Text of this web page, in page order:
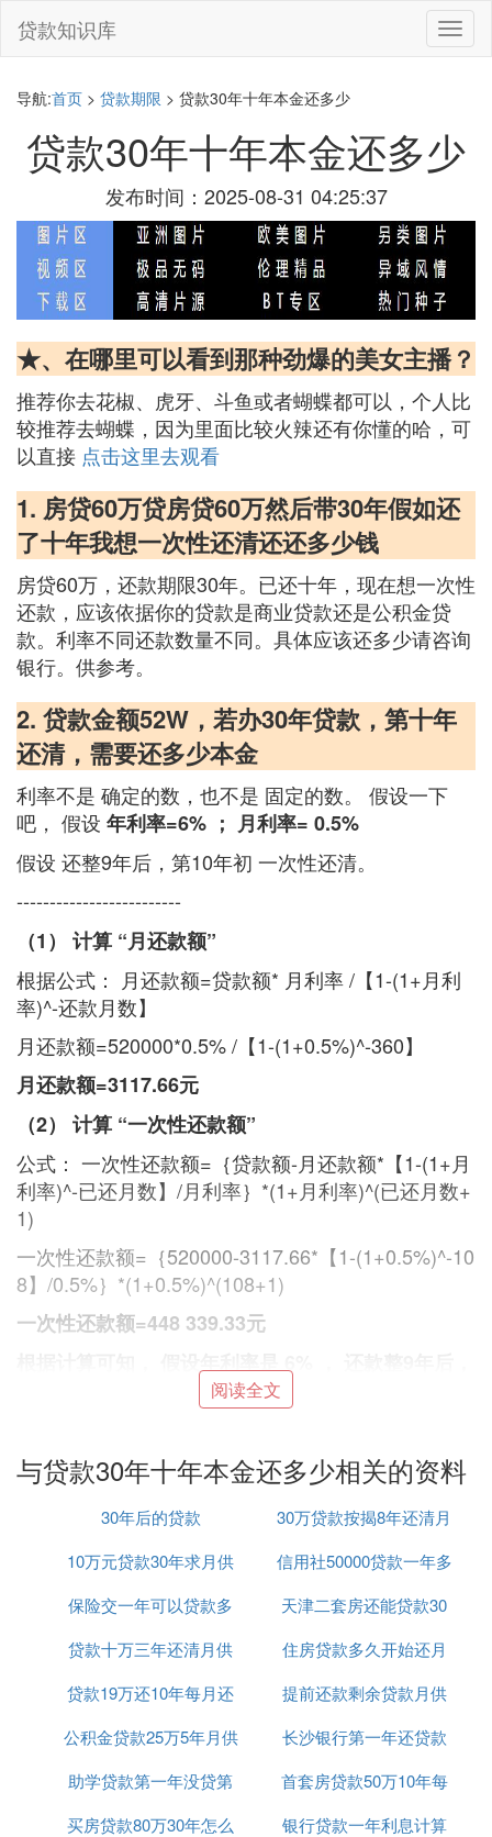
切
换
贷款知识库
导航:首页 > 贷款期限 > 贷款30年十年本金还多少
贷款30年十年本金还多少
发布时间：2025-08-31 04:25:37
★、在哪里可以看到那种劲爆的美女主播？
推荐你去花椒、虎牙、斗鱼或者蝴蝶都可以，个人比
较推荐去蝴蝶，因为里面比较火辣还有你懂的哈，可
以直接 点击这里去观看
1. 房贷60万贷房贷60万然后带30年假如还
了十年我想一次性还清还还多少钱
房贷60万，还款期限30年。已还十年，现在想一次性
还款，应该依据你的贷款是商业贷款还是公积金贷
款。利率不同还款数量不同。具体应该还多少请咨询
银行。供参考。
2. 贷款金额52W，若办30年贷款，第十年
还清，需要还多少本金
利率不是 确定的数，也不是 固定的数。 假设一下
吧， 假设 年利率=6% ； 月利率= 0.5%
假设 还整9年后，第10年初 一次性还清。
-------------------------
（1） 计算 “月还款额”
根据公式： 月还款额=贷款额* 月利率 /【1-(1+月利
率)^-还款月数】
月还款额=520000*0.5% /【1-(1+0.5%)^-360】
月还款额=3117.66元
（2） 计算 “一次性还款额”
公式： 一次性还款额=｛贷款额-月还款额*【1-(1+月
利率)^-已还月数】/月利率｝*(1+月利率)^(已还月数+
1)
一次性还款额=｛520000-3117.66*【1-(1+0.5%)^-10
8】/0.5%｝*(1+0.5%)^(108+1)
一次性还款额=448 339.33元
需要一次性还款448 339.33元 即可 还清贷款。
皯
涓銆佸晢涓氳捶娆100涓30骞磋繕娓咃紝姣忔湀杩樻
鹃噾棰濅负5307.27鍏冦傝嫢浠100涓囨湰閲戯紝30
骞存湡闄愶紝浠ュ強4.90%鐨勫熀鍑嗗勾鍒╃巼锛堝
亣璁惧埄鐜囦笉鍙橈級锛岄噰鐢ㄧ瓑棰濇湰鎭杩樻炬
伅鎬婚濅负910616.19鍏冦
浜屻佽嫢鍩哄噯骞村埄鐜囦负5.90%锛屽晢涓氳捶娆
剧殑杩樻炬儏鍐靛備笅锛
1. 绛夐濇湰鎭杩樻撅細璐锋炬婚1,000,000.00鍏冿紝
杩樻炬湀鏁360鏈堬紝姣忔湀杩樻5,931.37鍏冿紝鎬
绘敮浠樺埄鎭1,135,291.42鍏冿紝鏈鎭鍚堣2,135,29
1.42鍏冦
阅读全文
与贷款30年十年本金还多少相关的资料
30年后的贷款
30万贷款按揭8年还清月
供多少
10万元贷款30年求月供
信用社50000贷款一年多
少利息是多少
保险交一年可以贷款多
少钱
天津二套房还能贷款30
年么
贷款十万三年还清月供
多少钱
住房贷款多久开始还月
供
贷款19万还10年每月还
款怎么算
提前还款剩余贷款月供
计算器
公积金贷款25万5年月供
长沙银行第一年还贷款
利率
助学贷款第一年没贷第
二年贷麻烦吗
首套房贷款50万10年每
月还多少钱
买房贷款80万30年怎么
银行贷款一年利息计算